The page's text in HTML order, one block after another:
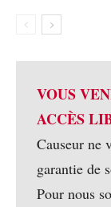
VOUS
ACCÈS
Causeur ne
garantie de
Pour nous